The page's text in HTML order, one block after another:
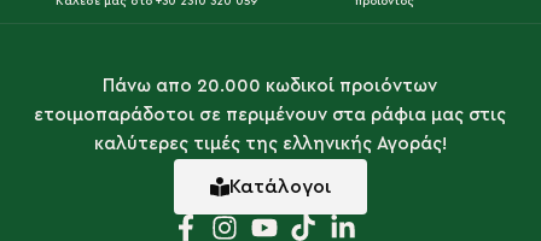
Πάνω απο 20.000 κωδικοί προιόντων
ετοιμοπαράδοτοι σε περιμένουν στα ράφια μας στις
καλύτερες τιμές της ελληνικής Αγοράς!
Κατάλογοι